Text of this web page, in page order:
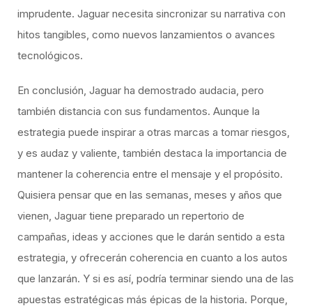
imprudente. Jaguar necesita sincronizar su narrativa con
hitos tangibles, como nuevos lanzamientos o avances
tecnológicos.
En conclusión, Jaguar ha demostrado audacia, pero
también distancia con sus fundamentos. Aunque la
estrategia puede inspirar a otras marcas a tomar riesgos,
y es audaz y valiente, también destaca la importancia de
mantener la coherencia entre el mensaje y el propósito.
Quisiera pensar que en las semanas, meses y años que
vienen, Jaguar tiene preparado un repertorio de
campañas, ideas y acciones que le darán sentido a esta
estrategia, y ofrecerán coherencia en cuanto a los autos
que lanzarán. Y si es así, podría terminar siendo una de las
apuestas estratégicas más épicas de la historia. Porque,